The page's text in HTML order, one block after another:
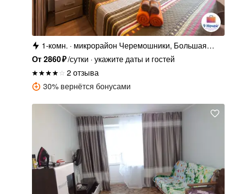
1-комн.
микрорайон Черемошники, Большая
Подгорная улица, 87
От2860₽/сутки укажите даты и гостей
2 отзыва
30% вернётся бонусами